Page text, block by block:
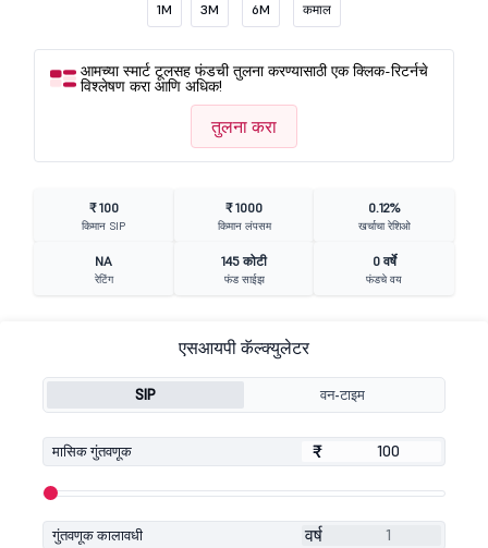
1M 3M 6M कमाल
आमच्या स्मार्ट टूलसह फंडची तुलना करण्यासाठी एक क्लिक-रिटर्नचे
विश्लेषण करा आणि अधिक!
तुलना करा
₹ 100
किमान SIP
₹ 1000
किमान लंपसम
0.12%
खर्चाचा रेशिओ
NA
रेटिंग
145 कोटी
फंड साईझ
0 वर्षे
फंडचे वय
एसआयपी कॅल्क्युलेटर
SIP वन-टाइम
मासिक गुंतवणूक ₹
₹
गुंतवणूक कालावधी वर्ष